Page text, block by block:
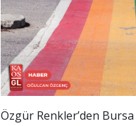
Özgür Renkler’den Bursa